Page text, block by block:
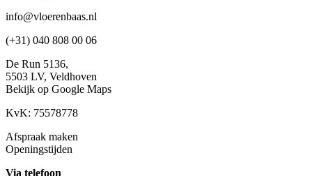
info@vloerenbaas.nl
(+31) 040 808 00 06
De Run 5136,
5503 LV, Veldhoven
Bekijk op Google Maps
KvK: 75578778
Afspraak maken
Openingstijden
Via telefoon